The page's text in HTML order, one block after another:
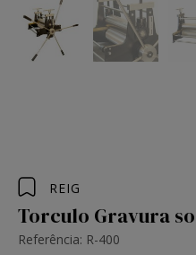
REIG
Torculo Gravura
Referência: R-400